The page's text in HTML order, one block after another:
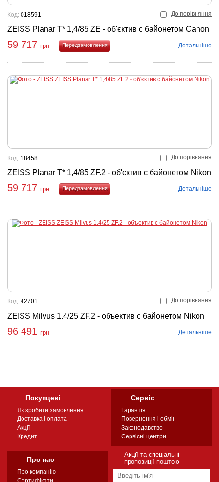
До порівняння
ZEISS Planar T* 1,4/85 ZE - об'єктив с байонетом Canon
Код: 018591
59 717 грн
Детальніше
До порівняння
ZEISS Planar T* 1,4/85 ZF.2 - об'єктив с байонетом Nikon
Код: 18458
59 717 грн
Детальніше
До порівняння
ZEISS Milvus 1.4/25 ZF.2 - объектив с байонетом Nikon
Код: 42701
96 491 грн Детальніше
Покупцеві
Як зробити замовлення
Доставка і оплата
Акції
Кредит
Сервіс
Гарантія
Повернення і обмін
Законодавство
Сервісні центри
Про нас
Про компанію
Сертифікати
Акції та спеціальні
пропозиції поштою